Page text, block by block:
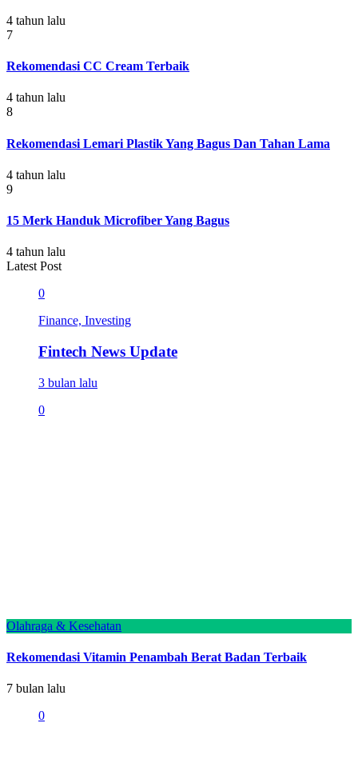
4 tahun lalu
7
Rekomendasi CC Cream Terbaik
4 tahun lalu
8
Rekomendasi Lemari Plastik Yang Bagus Dan Tahan Lama
4 tahun lalu
9
15 Merk Handuk Microfiber Yang Bagus
4 tahun lalu
Latest Post
0
Finance, Investing
Fintech News Update
3 bulan lalu
0
Olahraga & Kesehatan
Rekomendasi Vitamin Penambah Berat Badan Terbaik
7 bulan lalu
0